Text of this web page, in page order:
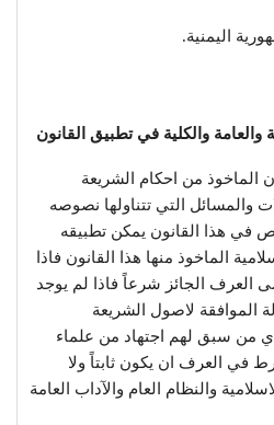
اليمنية.
والعامة والكلية في تطبيق القانون
الماخوذ من احكام الشريعة
والمسائل التي تتناولها نصوصه
في هذا القانون يمكن تطبيقه
الماخوذ منها هذا القانون فاذا
العرف الجائز شرعاً فاذا لم يوجد
الموافقة لاصول الشريعة
من سبق لهم اجتهاد من علماء
في العرف ان يكون ثابتاً ولا
والنظام العام والآداب العامة